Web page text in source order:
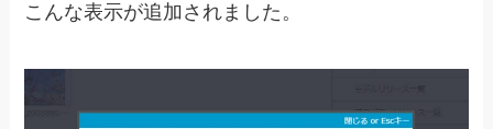
こんな表示が追加されました。